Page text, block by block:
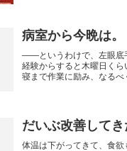
病室から今晩は。
――というわけで、左眼底
経験からすると木曜日く
寝まで作業に励み、なる
だいぶ改善してき
体温は下がってきて、食欲